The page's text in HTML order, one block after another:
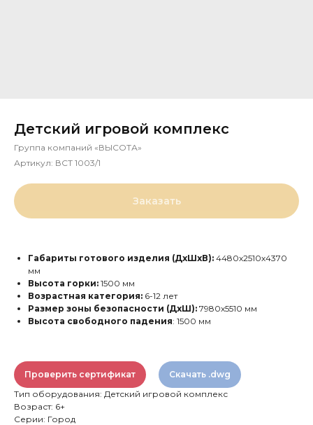
Детский игровой комплекс
Группа компаний «ВЫСОТА»
Артикул: ВСТ 1003/1
Заказать
Габариты готового изделия (ДхШхВ): 4480х2510х4370
мм
Высота горки: 1500 мм
Возрастная категория: 6-12 лет
Размер зоны безопасности (ДхШ): 7980х5510 мм
Высота свободного падения: 1500 мм
Проверить сертификат
Скачать .dwg
Тип оборудования: Детский игровой комплекс
Возраст: 6+
Серии: Город